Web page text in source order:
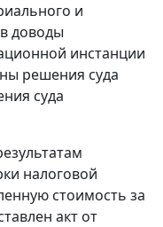
и
доводы
инстанции
решения суда
суда
налоговой
стоимость за
акт от